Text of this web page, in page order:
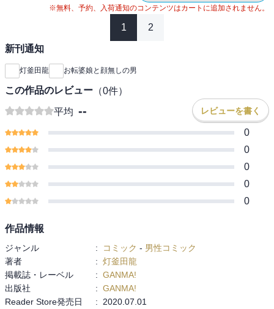
※無料、予約、入荷通知のコンテンツはカートに追加されません。
1 2
新刊通知
灯釜田龍 お転婆娘と顔無しの男
この作品のレビュー （0件）
平均 -- レビューを書く
0
0
0
0
0
作品情報
ジャンル : コミック - 男性コミック
著者
: 灯釜田龍
掲載誌・レーベル
: GANMA!
出版社
: GANMA!
Reader Store発売日
:
2020.07.01